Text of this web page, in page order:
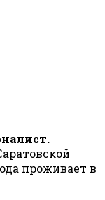
проживает в